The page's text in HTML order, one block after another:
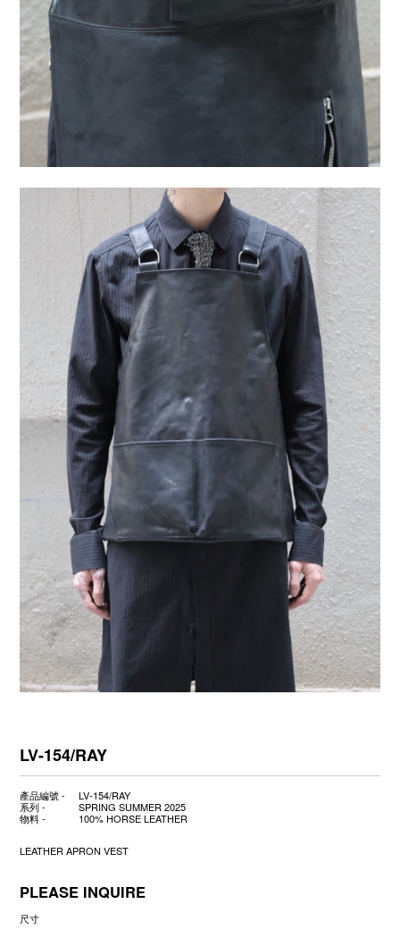
LV-154/RAY
產品編號 -
LV-154/RAY
系列 -
SPRING SUMMER 2025
物料 -
100% HORSE LEATHER
LEATHER APRON VEST
PLEASE INQUIRE
尺寸